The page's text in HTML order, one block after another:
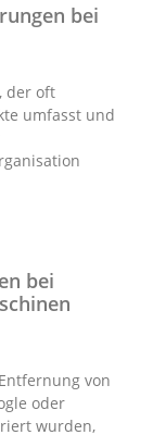
bei
der oft
umfasst und
bei
von
oder
wurden,